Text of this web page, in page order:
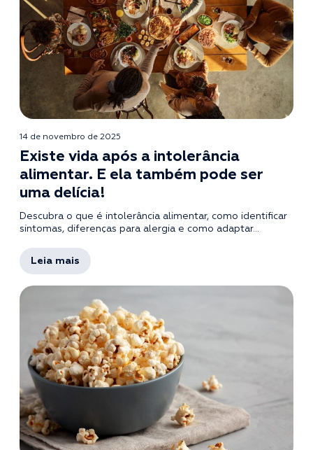
14 de novembro de 2025
Existe vida após a intolerância
alimentar. E ela também pode ser
uma delícia!
Descubra o que é intolerância alimentar, como identificar
sintomas, diferenças para alergia e como adaptar...
Leia mais